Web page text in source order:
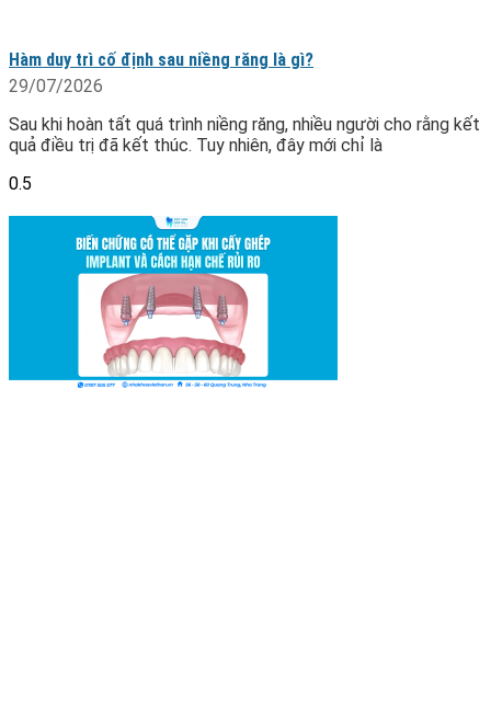
Hàm duy trì cố định sau niềng răng là gì?
29/07/2026
Sau khi hoàn tất quá trình niềng răng, nhiều người cho rằng kết
quả điều trị đã kết thúc. Tuy nhiên, đây mới chỉ là